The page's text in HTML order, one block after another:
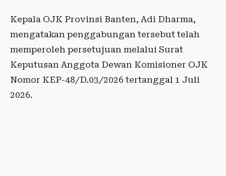
Kepala OJK Provinsi Banten, Adi Dharma,
mengatakan penggabungan tersebut telah
memperoleh persetujuan melalui Surat
Keputusan Anggota Dewan Komisioner OJK
Nomor KEP-48/D.03/2026 tertanggal 1 Juli
2026.